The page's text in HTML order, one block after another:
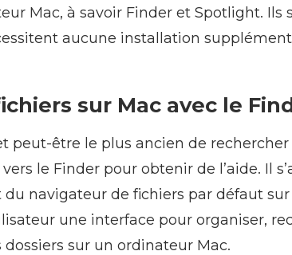
Mac, à savoir Finder et Spotlight. Ils
aucune installation
sur Mac avec le
peut-être le plus ancien de
le Finder pour obtenir de l’aide. Il
navigateur de fichiers par défaut sur
une interface pour organiser,
sur un ordinateur Mac.